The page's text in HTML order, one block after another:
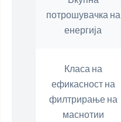
потрошувачка на
енергија
Класа на
ефикасност на
филтрирање на
маснотии